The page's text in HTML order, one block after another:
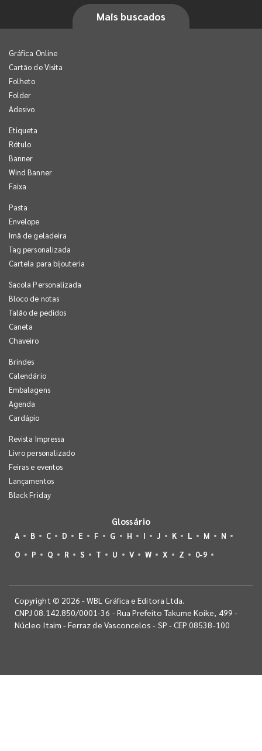
Mais buscados
Gráfica Online
Cartão de Visita
Folheto
Folder
Adesivo
Etiqueta
Rótulo
Banner
Wind Banner
Faixa
Pasta
Envelope
Imã de geladeira
Tag personalizada
Cartela para bijouteria
Sacola Personalizada
Bloco de notas
Talão de pedidos
Caneta
Chaveiro
Brindes
Calendário
Embalagens
Agenda
Cardápio
Revista Impressa
Livro personalizado
Feiras e eventos
Lançamentos
Black Friday
Glossário
A B C D E F G H I J K L M
N
O
P Q R S T U V W X Z 0-9
Copyright © 2026 - WBL Gráfica e Editora Ltda.
CNPJ 08.142.850/0001-36 - Rua Prefeito Takume Koike, 499 -
Núcleo Itaim - Ferraz de Vasconcelos - SP - CEP 08538-100